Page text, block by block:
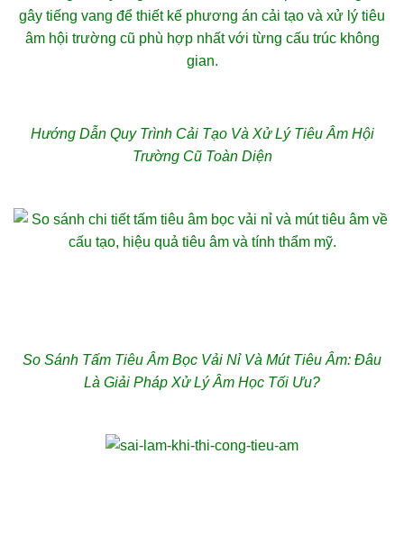
Hướng Dẫn Quy Trình Cải Tạo Và Xử Lý Tiêu Âm Hội
Trường Cũ Toàn Diện
So Sánh Tấm Tiêu Âm Bọc Vải Nỉ Và Mút Tiêu Âm: Đâu
Là Giải Pháp Xử Lý Âm Học Tối Ưu?